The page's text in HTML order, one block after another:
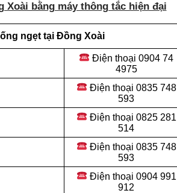
Xoài bằng máy thông tắc hiện đại
ngẹt tại Đồng Xoài
Điện thoại 0904 74
4975
Điện thoại 0835 748
593
Điện thoại 0825 281
514
Điện thoại 0835 748
593
Điện thoại 0904 991
912